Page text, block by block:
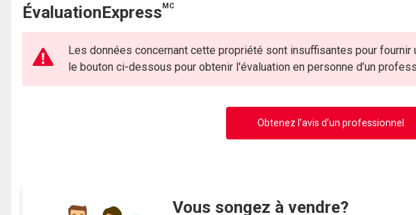
ÉvaluationExpressMC
Les données concernant cette propriété sont insuffisantes pour fournir
le bouton ci-dessous pour obtenir l'évaluation en personne d’un
Obtenez l’avis d’un professionnel
Vous songez à vendre?